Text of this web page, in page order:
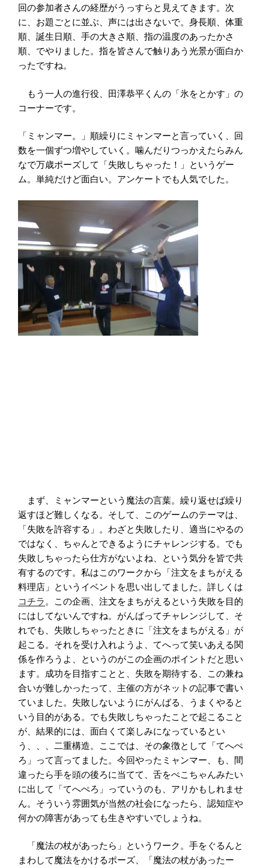
回の参加者さんの経歴がうっすらと見えてきます。次
に、お題ごとに並ぶ、声には出さないで。身長順、体重
順、誕生日順、手の大きさ順、指の温度のあったかさ
順、でやりました。指を皆さんで触りあう光景が面白か
ったですね。
もう一人の進行役、田澤恭平くんの「氷をとかす」の
コーナーです。
「ミャンマー。」順繰りにミャンマーと言っていく、回
数を一個ずつ増やしていく。噛んだりつっかえたらみん
なで万歳ポーズして「失敗しちゃった！」というゲー
ム。単純だけど面白い。アンケートでも人気でした。
まず、ミャンマーという魔法の言葉。繰り返せば繰り
返すほど難しくなる。そして、このゲームのテーマは、
「失敗を許容する」。わざと失敗したり、適当にやるの
ではなく、ちゃんとできるようにチャレンジする。でも
失敗しちゃったら仕方がないよね、という気分を皆で共
有するのです。私はこのワークから「注文をまちがえる
料理店」というイベントを思い出してました。詳しくは
コチラ 。この企画、注文をまちがえるという失敗を目的
にはしてないんですね。がんばってチャレンジして、そ
れでも、失敗しちゃったときに「注文をまちがえる」が
起こる。それを受け入れようよ、てへって笑いあえる関
係を作ろうよ、というのがこの企画のポイントだと思い
ます。成功を目指すことと、失敗を期待する、この兼ね
合いが難しかったって、主催の方がネットの記事で書い
ていました。失敗しないようにがんばる、うまくやると
いう目的がある。でも失敗しちゃったことで起こること
が、結果的には、面白くて楽しみになっているとい
う、、、二重構造。ここでは、その象徴として「てへぺ
ろ」って言ってました。今回やったミャンマー、も、間
違ったら手を頭の後ろに当てて、舌をぺこちゃんみたい
に出して「てへぺろ」っていうのも、アリかもしれませ
ん。そういう雰囲気が当然の社会になったら、認知症や
何かの障害があっても生きやすいでしょうね。
「魔法の杖があったら」というワーク。手をぐるんと
まわして魔法をかけるポーズ、「魔法の杖があったー